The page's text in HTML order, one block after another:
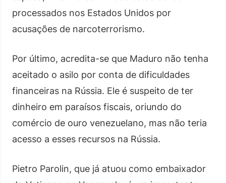
processados nos Estados Unidos por
acusações de narcoterrorismo.
Por último, acredita-se que Maduro não tenha
aceitado o asilo por conta de dificuldades
financeiras na Rússia. Ele é suspeito de ter
dinheiro em paraísos fiscais, oriundo do
comércio de ouro venezuelano, mas não teria
acesso a esses recursos na Rússia.
Pietro Parolin, que já atuou como embaixador